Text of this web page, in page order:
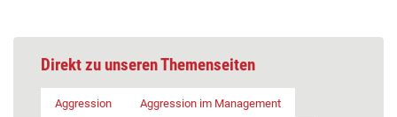
Direkt zu unseren Themenseiten
Aggression Aggression im Management